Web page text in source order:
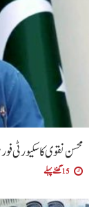
محسن نقوی کا سکیورٹی
15 گھنٹے پہلے